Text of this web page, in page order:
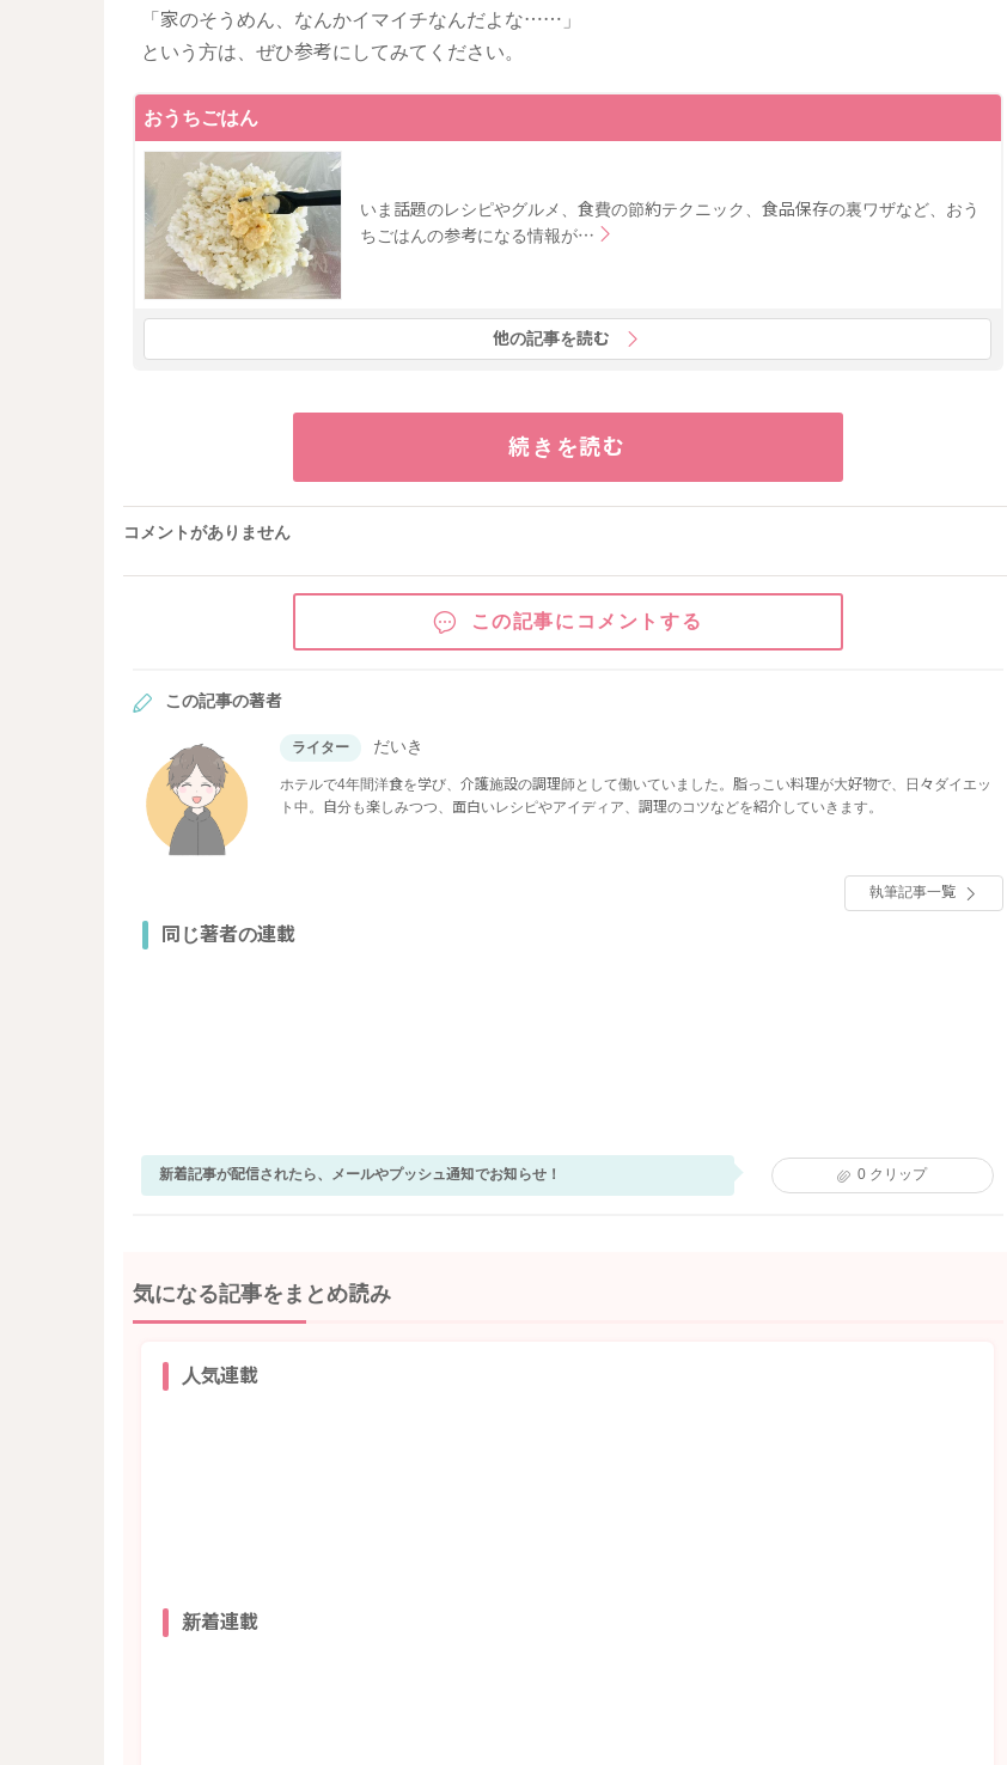
「家のそうめん、なんかイマイチなんだよな……」
という方は、ぜひ参考にしてみてください。
おうちごはん
いま話題のレシピやグルメ、食費の節約テクニック、食品保存の裏ワザなど、おう
ちごはんの参考になる情報が…
他の記事を読む
続きを読む
コメントがありません
この記事にコメントする
この記事の著者
ライター だいき
ホテルで4年間洋食を学び、介護施設の調理師として働いていました。脂っこい料理が大好物で、日々ダイエッ
ト中。自分も楽しみつつ、面白いレシピやアイディア、調理のコツなどを紹介していきます。
執筆記事一覧
同じ著者の連載
新着記事が配信されたら、メールやプッシュ通知でお知らせ！ 0 クリップ
気になる記事をまとめ読み
人気連載
新着連載